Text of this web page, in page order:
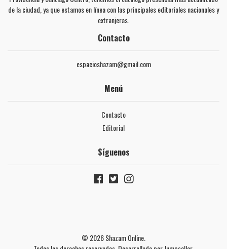
de la ciudad, ya que estamos en línea con las principales editoriales nacionales y
extranjeras.
Contacto
espacioshazam@gmail.com
Menú
Contacto
Editorial
Síguenos
© 2026 Shazam Online.